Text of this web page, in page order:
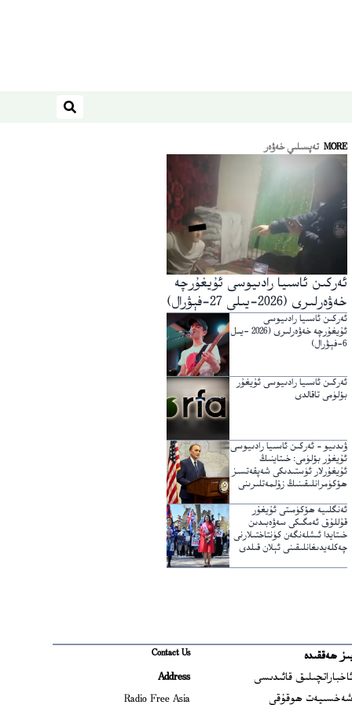
ئىزدەش
MORE تەپسىلىي خەۋەر
ئەركىن ئاسىيا رادىيوسى ئۇيغۇرچە
خەۋەرلىرى (2026-يىلى 27-فېۋرال)
ئەركىن ئاسىيا رادىيوسى
ئۇيغۇرچە خەۋەرلىرى (2026 -يىل
6-فېۋرال)
ئەركىن ئاسىيا رادىيوسى ئۇيغۇر
بۆلۈمى تاقالدى
ۋىدىيو – ئەركىن ئاسىيا رادىيوسى
ئۇيغۇر بۆلۈمى: خىتاينىڭ
ئۇيغۇرلار ئۈستىدىكى شەپقەتسىز
ھۆكۈمرانلىقىنىڭ زۇلمەتلىرىنى
ئەنگلىيە ھۆكۈمىتى ئۇيغۇر
قۇللۇق ئەمگىكى سەۋەبىدىن
خىتايدا ئىشلەنگەن كۈنتاختىلارنى
چەكلەيدىغانلىقىنى ئېلان قىلدى
ھەققىدە
قائىدىسى
ھوقۇقى
Contact Us
Address
Radio Free Asia